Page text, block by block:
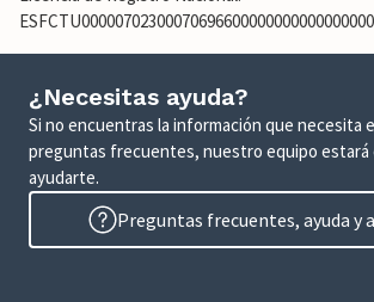
¿Necesitas ayuda?
Si no encuentras la información que necesita
preguntas frecuentes, nuestro equipo estará
ayudarte.
Preguntas frecuentes, ayuda y